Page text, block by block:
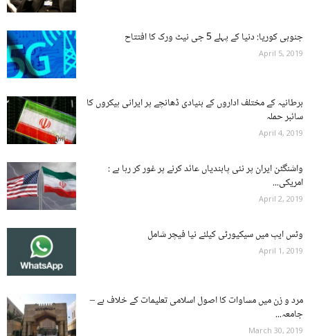
جنوبی کوریا: دنیا کے پہلے 5 جی نیٹ ورک کا افتتاح
April 5, 2019
برطانیہ کے مختلف اداروں کے بنیادی ڈھانچے پر ایرانی ہیکروں کا
سائبر حملہ
April 4, 2019
واشنگٹن ایران پر نئی پابندیاں عائد کرنے پر غور کر رہا ہے :
امریکی...
April 2, 2019
وٹس ایپ میں سیکیورٹی کیلئے نیا فیچر شامل
April 1, 2019
مرد و زن میں مساوات کا اصول اسلامی تعلیمات کے خلاف ہے –
جامعہ...
March 30, 2019